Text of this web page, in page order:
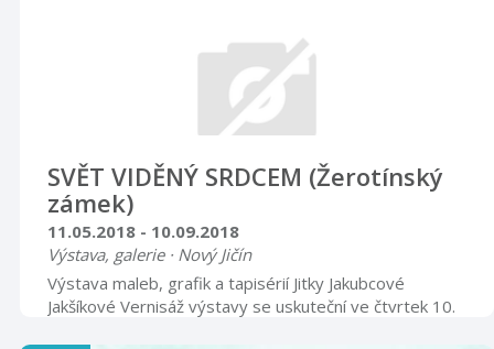
SVĚT VIDĚNÝ SRDCEM (Žerotínský
zámek)
11.05.2018 - 10.09.2018
Výstava, galerie · Nový Jičín
Výstava maleb, grafik a tapisérií Jitky Jakubcové
Jakšíkové Vernisáž výstavy se uskuteční ve čtvrtek 10.